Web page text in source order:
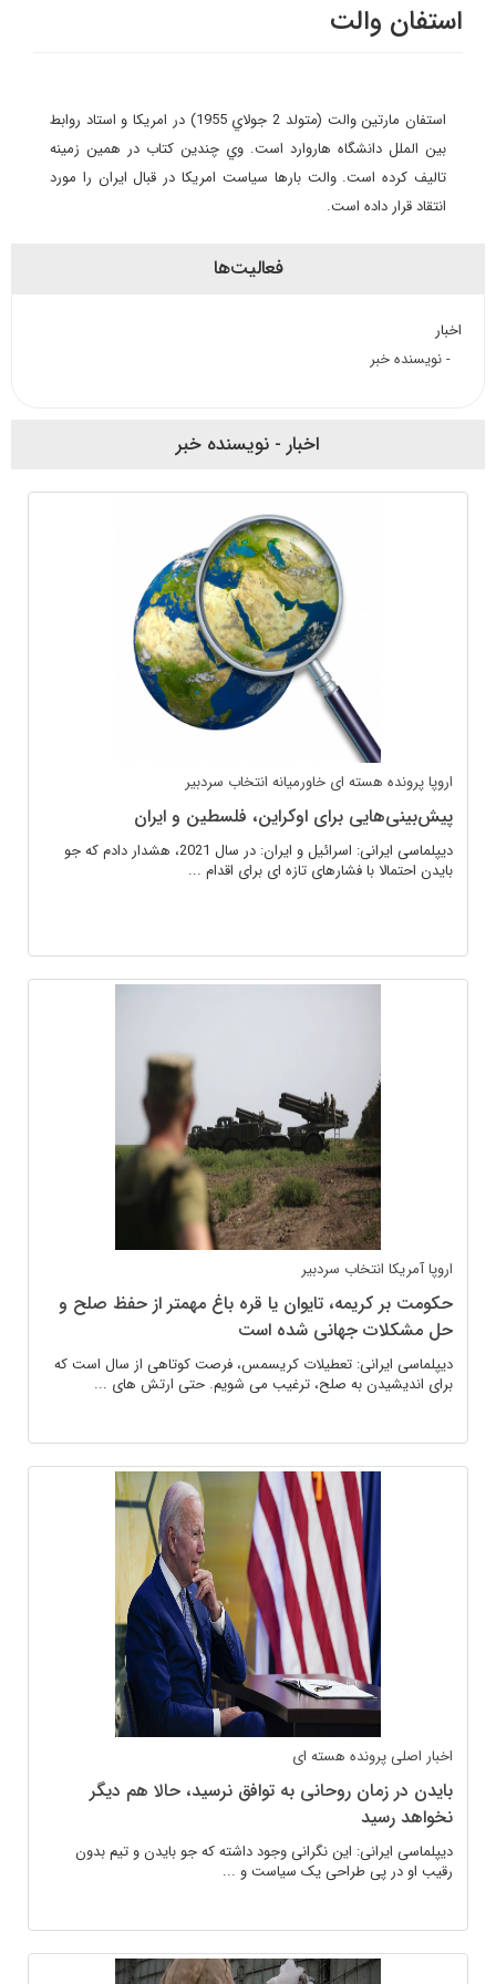
استفان والت
استفان مارتين والت (متولد 2 جولاي 1955) در امريكا و استاد روابط
بين الملل دانشگاه هاروارد است. وي چندين كتاب در همين زمينه
تاليف كرده است. والت بارها سياست امريكا در قبال ايران را مورد
انتقاد قرار داده است.
فعالیت‌ها
اخبار
- نویسنده خبر
اخبار - نویسنده خبر
اروپاپرونده هسته ای خاورمیانه انتخاب سردبیر
پیش‌بینی‌هایی برای اوکراین، فلسطین و ایران
دیپلماسی ایرانی: اسرائیل و ایران: در سال 2021، هشدار دادم که جو
بایدن احتمالا با فشارهای تازه ای برای اقدام ...
اروپاآمریکا انتخاب سردبیر
حکومت بر کریمه، تایوان یا قره باغ مهمتر از حفظ صلح و
حل مشکلات جهانی شده است
دیپلماسی ایرانی: تعطیلات کریسمس، فرصت کوتاهی از سال است که
برای اندیشیدن به صلح، ترغیب می شویم. حتی ارتش های ...
اخبار اصلی پرونده هسته ای
بایدن در زمان روحانی به توافق نرسید، حالا هم دیگر
نخواهد رسید
دیپلماسی ایرانی: این نگرانی وجود داشته که جو بایدن و تیم بدون
رقیب او در پی طراحی یک سیاست و ...